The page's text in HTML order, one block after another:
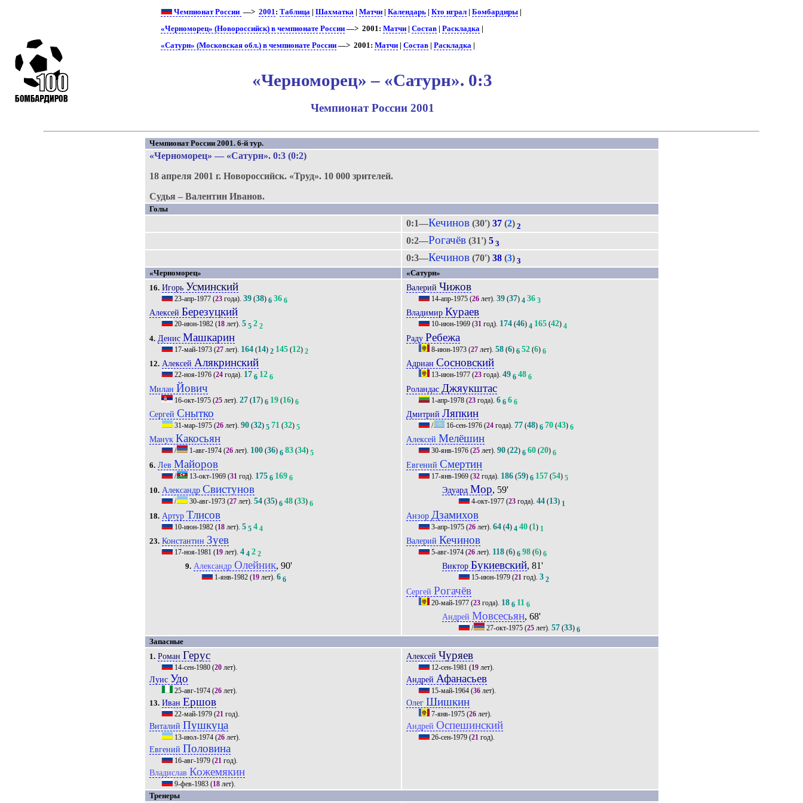
Чемпионат России —>2001:Таблица |Шахматка |Матчи |Календарь |Кто играл |Бомбардиры
«Черноморец» (Новороссийск) в чемпионате России —> 2001:Матчи |Состав |Раскладка |
«Сатурн» (Московская обл.) в чемпионате России —> 2001:Матчи |Состав |Раскладка |
«Черноморец» – «Сатурн». 0:3
Чемпионат России 2001
Чемпионат России 2001. 6-й тур.
«Черноморец» — «Сатурн». 0:3 (0:2)
18 апреля 2001 г.Новороссийск. «Труд». 10 000 зрителей.
Судья – Валентин Иванов.
Голы
0:1—Кечинов (30')37 (2) 2
0:2—Рогачёв (31')5 3
0:3—Кечинов (70')38 (3) 3
«Черноморец»
«Сатурн»
16. Игорь Усминский
23-апр-1977 (23 года).39 (38) 6 36 6
АлексейБерезуцкий
20-июн-1982 (18 лет).5 5 2 2
4. Денис Машкарин
17-май-1973 (27 лет). 164 (14) 2 145 (12) 2
12. Алексей Алякринский
22-ноя-1976 (24 года). 17 6 12 6
Милан Йович
16-окт-1975 (25 лет).27 (17) 6 19 (16) 6
СергейСнытко
31-мар-1975 (26 лет).90 (32) 5 71 (32) 5
МанукКакосьян
/ 1-авг-1974 (26 лет). 100 (36) 6 83 (34) 5
6. Лев Майоров
/ 13-окт-1969 (31 год). 175 6 169 6
10. АлександрСвистунов
/ 30-авг-1973 (27 лет).54 (35) 6 48 (33) 6
18. АртурТлисов
10-июн-1982 (18 лет).5 5 4 4
23. Константин Зуев
17-ноя-1981 (19 лет).4 4 2 2
9. АлександрОлейник, 90'
1-янв-1982(19лет). 6 6
Валерий Чижов
14-апр-1975 (26 лет).39 (37) 4 36 3
ВладимирКураев
10-июн-1969 (31 год). 174 (46) 4 165 (42) 4
Раду Ребежа
8-июн-1973 (27 лет).58 (6) 6 52 (6) 6
АдрианСосновский
13-июн-1977 (23 года).49 6 48 6
Роландас Джяукштас
1-апр-1978 (23 года).6 6 6 6
ДмитрийЛяпкин
/ 16-сен-1976 (24 года).77 (48) 6 70 (43) 6
АлексейМелёшин
30-янв-1976 (25 лет).90 (22) 6 60 (20) 6
ЕвгенийСмертин
17-янв-1969 (32 года). 186 (59) 6 157 (54) 5
Эдуард Мор, 59'
4-окт-1977(23года). 44(13) 1
Анзор Дзамихов
3-апр-1975 (26 лет).64 (4) 4 40 (1) 1
Валерий Кечинов
5-авг-1974 (26 лет). 118 (6) 6 98 (6) 6
ВикторБукиевский, 81'
15-июн-1979(21год). 3 2
Сергей Рогачёв
20-май-1977 (23 года). 18 6 11 6
Андрей Мовсесьян, 68'
/ 27-окт-1975(25лет). 57(33) 6
Запасные
1. Роман Герус
14-сен-1980 (20 лет).
Луис Удо
25-авг-1974 (26 лет).
13. Иван Ершов
22-май-1979 (21 год).
Виталий Пушкуца
13-июл-1974 (26 лет).
Евгений Половина
16-авг-1979 (21 год).
Владислав Кожемякин
9-фев-1983 (18 лет).
Алексей Чуряев
12-сен-1981 (19 лет).
Андрей Афанасьев
15-май-1964 (36 лет).
Олег Шишкин
7-янв-1975 (26 лет).
АндрейОспешинский
26-сен-1979 (21 год).
Тренеры